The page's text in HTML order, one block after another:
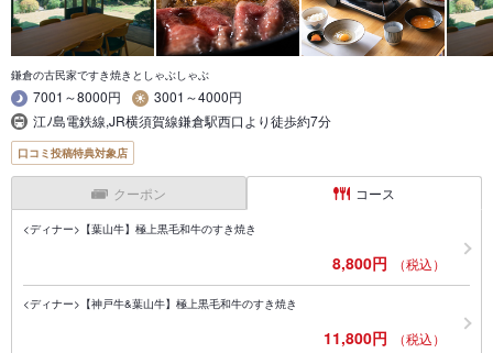
鎌倉の古民家ですき焼きとしゃぶしゃぶ
7001～8000円
3001～4000円
江ﾉ島電鉄線,JR横須賀線鎌倉駅西口より徒歩約7分
口コミ投稿特典対象店
クーポン コース
<ディナー>【葉山牛】極上黒毛和牛のすき焼き
8,800円 （税込）
<ディナー>【神戸牛&葉山牛】極上黒毛和牛のすき焼き
11,800円 （税込）